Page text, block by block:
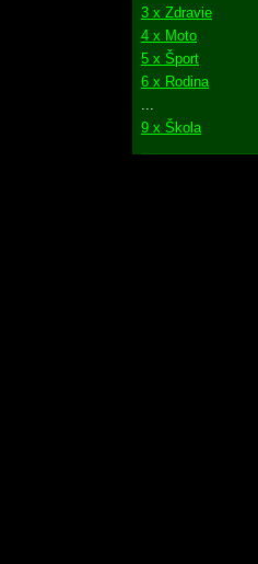
3 x Zdravie
4 x Moto
5 x Šport
6 x Rodina
9 x Škola